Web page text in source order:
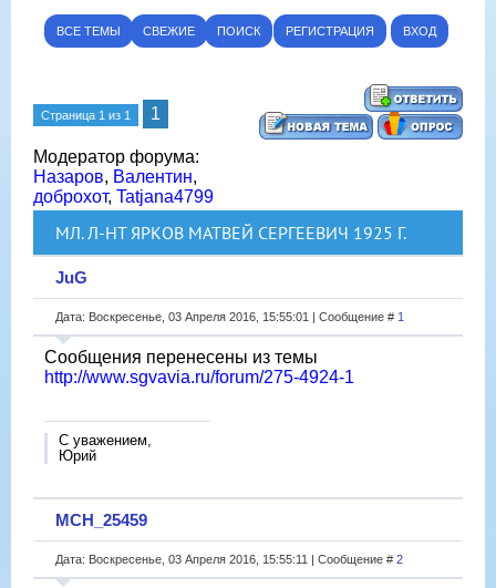
ВСЕ ТЕМЫ СВЕЖИЕ ПОИСК РЕГИСТРАЦИЯ ВХОД
Страница 1 из 1 1
Модератор форума:
Назаров, Валентин,
доброхот, Tatjana4799
МЛ. Л-НТ ЯРКОВ МАТВЕЙ СЕРГЕЕВИЧ 1925 Г.
JuG
Дата: Воскресенье, 03 Апреля 2016, 15:55:01 | Сообщение # 1
Сообщения перенесены из темы
http://www.sgvavia.ru/forum/275-4924-1
С уважением,
Юрий
МСН_25459
Дата: Воскресенье, 03 Апреля 2016, 15:55:11 | Сообщение # 2